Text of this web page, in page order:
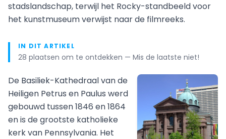
stadslandschap, terwijl het Rocky-standbeeld voor
het kunstmuseum verwijst naar de filmreeks.
IN DIT ARTIKEL
28 plaatsen om te ontdekken — Mis de laatste niet!
De Basiliek-Kathedraal van de
Heiligen Petrus en Paulus werd
gebouwd tussen 1846 en 1864
en is de grootste katholieke
kerk van Pennsylvania. Het